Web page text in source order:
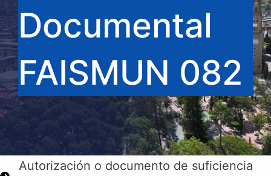
Documental
FAISMUN 082
Autorización o documento de suficiencia